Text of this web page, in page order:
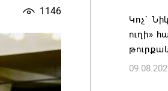
1146
Կոչ`
ուղի»